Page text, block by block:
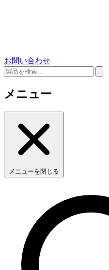
お問い合わせ
メニュー
メニューを閉じる